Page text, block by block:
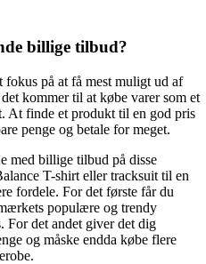
billige tilbud?
på at få mest muligt ud af
kommer til at købe varer som et
At finde et produkt til en god pris
penge og betale for meget.
med billige tilbud på disse
T-shirt eller tracksuit til en
fordele. For det første får du
populære og trendy
For det andet giver det dig
og måske endda købe flere